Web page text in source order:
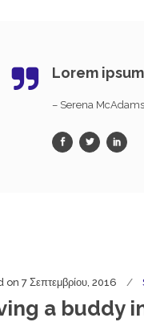
Lorem
– Serena McAdams
on 7 Σεπτεμβρίου, 2016
a buddy